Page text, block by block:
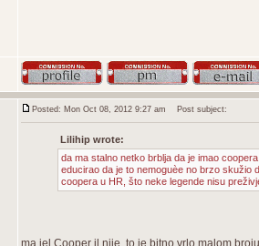
Posted: Mon Oct 08, 2012 9:27 am Post subject:
Lilihip wrote:
da ma stalno netko brblja da je imao
educirao da je to nemoguèe no brzo skužio
coopera u HR, što neke legende nisu
ma jel Cooper il nije ,to je bitno vrlo malom